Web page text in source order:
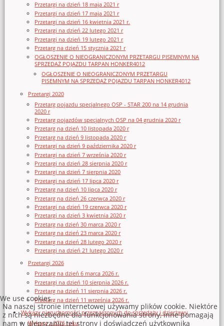
Przetargi na dzień 18 maja 2021 r
Przetargi na dzień 17 maja 2021 r
Przetargi na dzień 16 kwietnia 2021 r.
Przetargi na dzień 22 lutego 2021 r
Przetargi na dzień 19 lutego 2021 r
Przetarg na dzień 15 stycznia 2021 r
OGŁOSZENIE O NIEOGRANICZONYM PRZETARGU PISEMNYM NA
SPRZEDAŻ POJAZDU TARPAN HONKER4012
OGŁOSZENIE O NIEOGRANICZONYM PRZETARGU
PISEMNYM NA SPRZEDAŻ POJAZDU TARPAN HONKER4012
Przetargi 2020
Przetarg pojazdu specjalnego OSP - STAR 200 na 14 grudnia
2020 r
Przetarg pojazdów specjalnych OSP na 04 grudnia 2020 r
Przetarg na dzień 10 listopada 2020 r
Przetarg na dzień 9 listopada 2020 r
Przetargi na dzień 9 października 2020 r
Przetargi na dzień 7 września 2020 r
Przetargi na dzień 28 sierpnia 2020 r
Przetargi na dzień 7 sierpnia 2020
Przetargi na dzień 17 lipca 2020 r
Przetarg na dzień 10 lipca 2020 r
Przetarg na dzień 26 czerwca 2020 r
Przetargi na dzień 19 czerwca 2020 r
Przetargi na dzień 3 kwietnia 2020 r
Przetarg na dzień 30 marca 2020 r
Przetarg na dzień 23 marca 2020 r
Przetarg na dzień 28 lutego 2020 r
Przetargi na dzień 21 lutego 2020 r
Przetargi 2026
Przetarg na dzień 6 marca 2026 r.
Przetargi na dzień 10 sierpnia 2026 r.
Przetarg na dzień 11 sierpnia 2026 r.
Przetarg na dzień 11 września 2026 r.
Wykazy nieruchomości przeznaczonych do sprzedaży i dzierżawy
Wykazy z 2026 roku
We use cookies
Na naszej stronie internetowej używamy plików cookie. Niektóre
z nich są niezbędne dla funkcjonowania strony, inne pomagają
nam w ulepszaniu tej strony i doświadczeń użytkownika